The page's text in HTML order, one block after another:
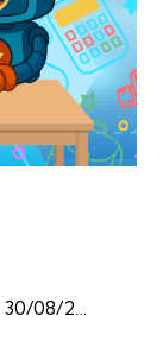
08/2025